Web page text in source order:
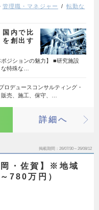
管理職・マネジャー
転勤な
内で比
創出す
ジションの魅力】 ■研究施設
特殊な…
ロデュースコンサルティング・
売、施工、保守、…
詳細へ
掲載期間 26/07/30～26/08/12
・佐賀】※地域
780万円）